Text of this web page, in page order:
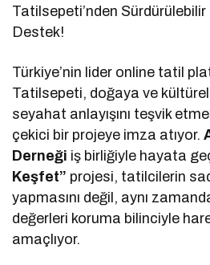
Tatilsepeti’nden Sürdürülebilir
Destek!
Türkiye’nin lider online tatil
Tatilsepeti, doğaya ve
seyahat anlayışını teşvik
çekici bir projeye imza atıyor.
Derneği iş birliğiyle hayata
Keşfet” projesi, tatilcilerin
yapmasını değil, aynı
değerleri koruma bilinciyle
amaçlıyor.